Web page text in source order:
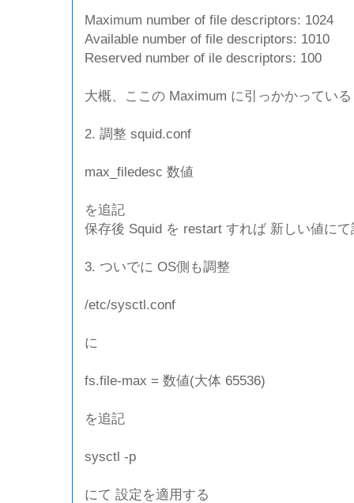
Maximum number of file descriptors: 1024
Available number of file descriptors: 1010
Reserved number of ile descriptors: 100
大概、ここの Maximum に引っかかっている
2. 調整 squid.conf
max_filedesc 数値
を追記
保存後 Squid を restart すれば 新しい値に
3. ついでに OS側も調整
/etc/sysctl.conf
に
fs.file-max = 数値(大体 65536)
を追記
sysctl -p
にて 設定を適用する